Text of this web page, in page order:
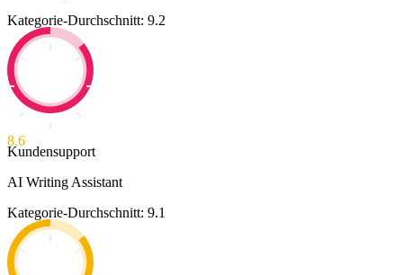
Kategorie-Durchschnitt: 9.2
8.6
Kundensupport
AI Writing Assistant
Kategorie-Durchschnitt: 9.1